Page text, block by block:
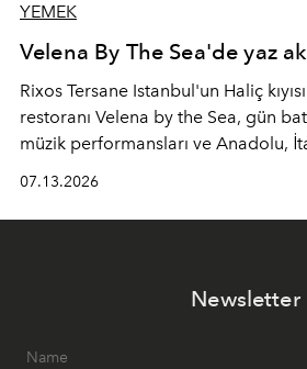
YEMEK
Velena By The Sea'de yaz
Rixos Tersane Istanbul'un Haliç
restoranı Velena by the Sea, gün
müzik performansları ve Anadolu,
devam ediyor.
07.13.2026
Newsletter